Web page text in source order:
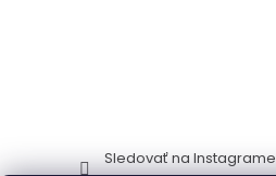
Sledovať na Instagrame